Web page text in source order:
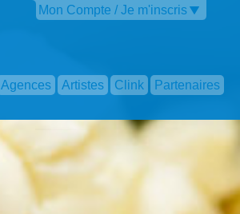
Mon Compte / Je m'inscris
Agences Artistes Clink Partenaires